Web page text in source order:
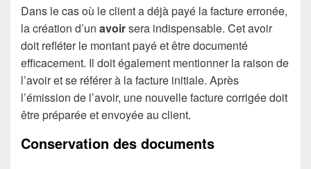
Dans le cas où le client a déjà payé la facture erronée,
la création d’un avoirsera indispensable. Cet avoir
doit refléter le montant payé et être documenté
efficacement. Il doit également mentionner la raison de
l’avoir et se référer à la facture initiale. Après
l’émission de l’avoir, une nouvelle facture corrigée doit
être préparée et envoyée au client.
Conservation des documents